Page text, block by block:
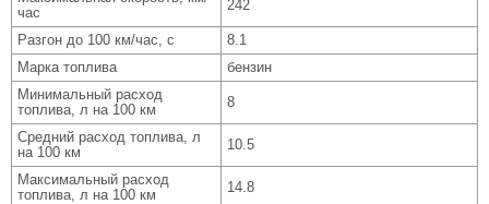
час
242
Разгон до 100 км/час, с
8.1
Марка топлива
бензин
Минимальный расход
топлива, л на 100 км
8
Средний расход топлива, л
на 100 км
10.5
Максимальный расход
топлива, л на 100 км
14.8